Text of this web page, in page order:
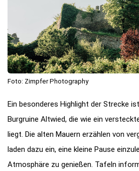
Foto: Zimpfer Photography
Ein besonderes Highlight der Strecke
Burgruine Altwied, die wie ein
liegt. Die alten Mauern erzählen von
laden dazu ein, eine kleine Pause
Atmosphäre zu genießen. Tafeln